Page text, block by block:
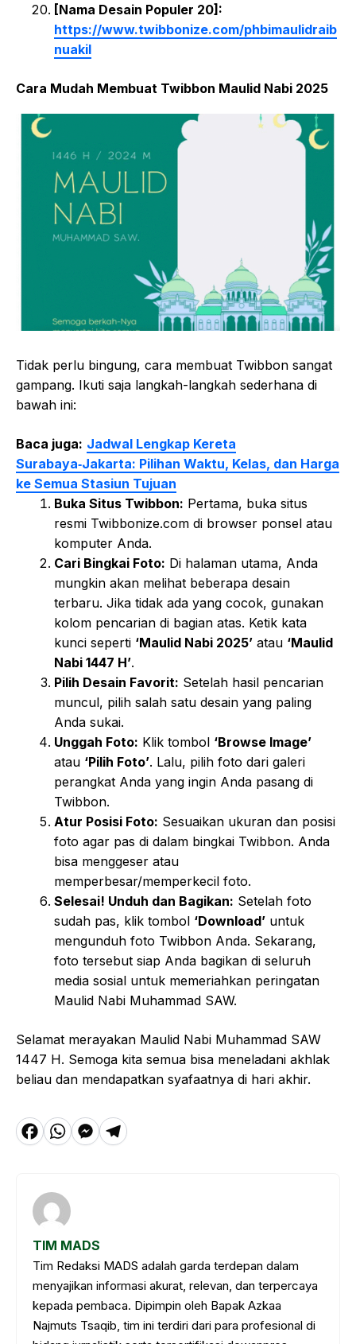
[Nama Desain Populer 20]:
https://www.twibbonize.com/phbimaulidraib
nuakil
Cara Mudah Membuat Twibbon Maulid Nabi 2025
Tidak perlu bingung, cara membuat Twibbon sangat
gampang. Ikuti saja langkah-langkah sederhana di
bawah ini:
Baca juga: Jadwal Lengkap Kereta
Surabaya‑Jakarta: Pilihan Waktu, Kelas, dan Harga
ke Semua Stasiun Tujuan
Buka Situs Twibbon: Pertama, buka situs
resmi Twibbonize.com di browser ponsel atau
komputer Anda.
Cari Bingkai Foto: Di halaman utama, Anda
mungkin akan melihat beberapa desain
terbaru. Jika tidak ada yang cocok, gunakan
kolom pencarian di bagian atas. Ketik kata
kunci seperti ‘Maulid Nabi 2025’ atau ‘Maulid
Nabi 1447 H’.
Pilih Desain Favorit: Setelah hasil pencarian
muncul, pilih salah satu desain yang paling
Anda sukai.
Unggah Foto: Klik tombol ‘Browse Image’
atau ‘Pilih Foto’. Lalu, pilih foto dari galeri
perangkat Anda yang ingin Anda pasang di
Twibbon.
Atur Posisi Foto: Sesuaikan ukuran dan posisi
foto agar pas di dalam bingkai Twibbon. Anda
bisa menggeser atau
memperbesar/memperkecil foto.
Selesai! Unduh dan Bagikan: Setelah foto
sudah pas, klik tombol ‘Download’ untuk
mengunduh foto Twibbon Anda. Sekarang,
foto tersebut siap Anda bagikan di seluruh
media sosial untuk memeriahkan peringatan
Maulid Nabi Muhammad SAW.
Selamat merayakan Maulid Nabi Muhammad SAW
1447 H. Semoga kita semua bisa meneladani akhlak
beliau dan mendapatkan syafaatnya di hari akhir.
F
e
b
o
o
W
a
t
s
A
p
p
M
e
n
g
e
r
T
a
m
TIM MADS
Tim Redaksi MADS adalah garda terdepan dalam
menyajikan informasi akurat, relevan, dan terpercaya
kepada pembaca. Dipimpin oleh Bapak Azkaa
Najmuts Tsaqib, tim ini terdiri dari para profesional di